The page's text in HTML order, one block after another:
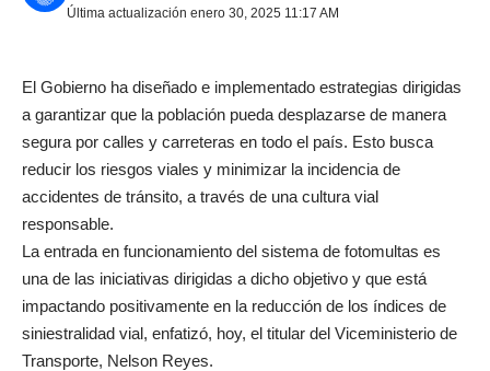
Última actualización enero 30, 2025 11:17 AM
El Gobierno ha diseñado e implementado estrategias dirigidas
a garantizar que la población pueda desplazarse de manera
segura por calles y carreteras en todo el país. Esto busca
reducir los riesgos viales y minimizar la incidencia de
accidentes de tránsito, a través de una cultura vial
responsable.
La entrada en funcionamiento del sistema de fotomultas es
una de las iniciativas dirigidas a dicho objetivo y que está
impactando positivamente en la reducción de los índices de
siniestralidad vial, enfatizó, hoy, el titular del Viceministerio de
Transporte, Nelson Reyes.